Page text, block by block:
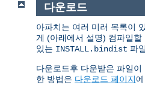
다운로드
아파치는 여러 미러 목록이
게 (아래에서 설명) 컴파일
있는 INSTALL.bindist 파
다운로드후 다운받은 파일
한 방법은 다운로드 페이지